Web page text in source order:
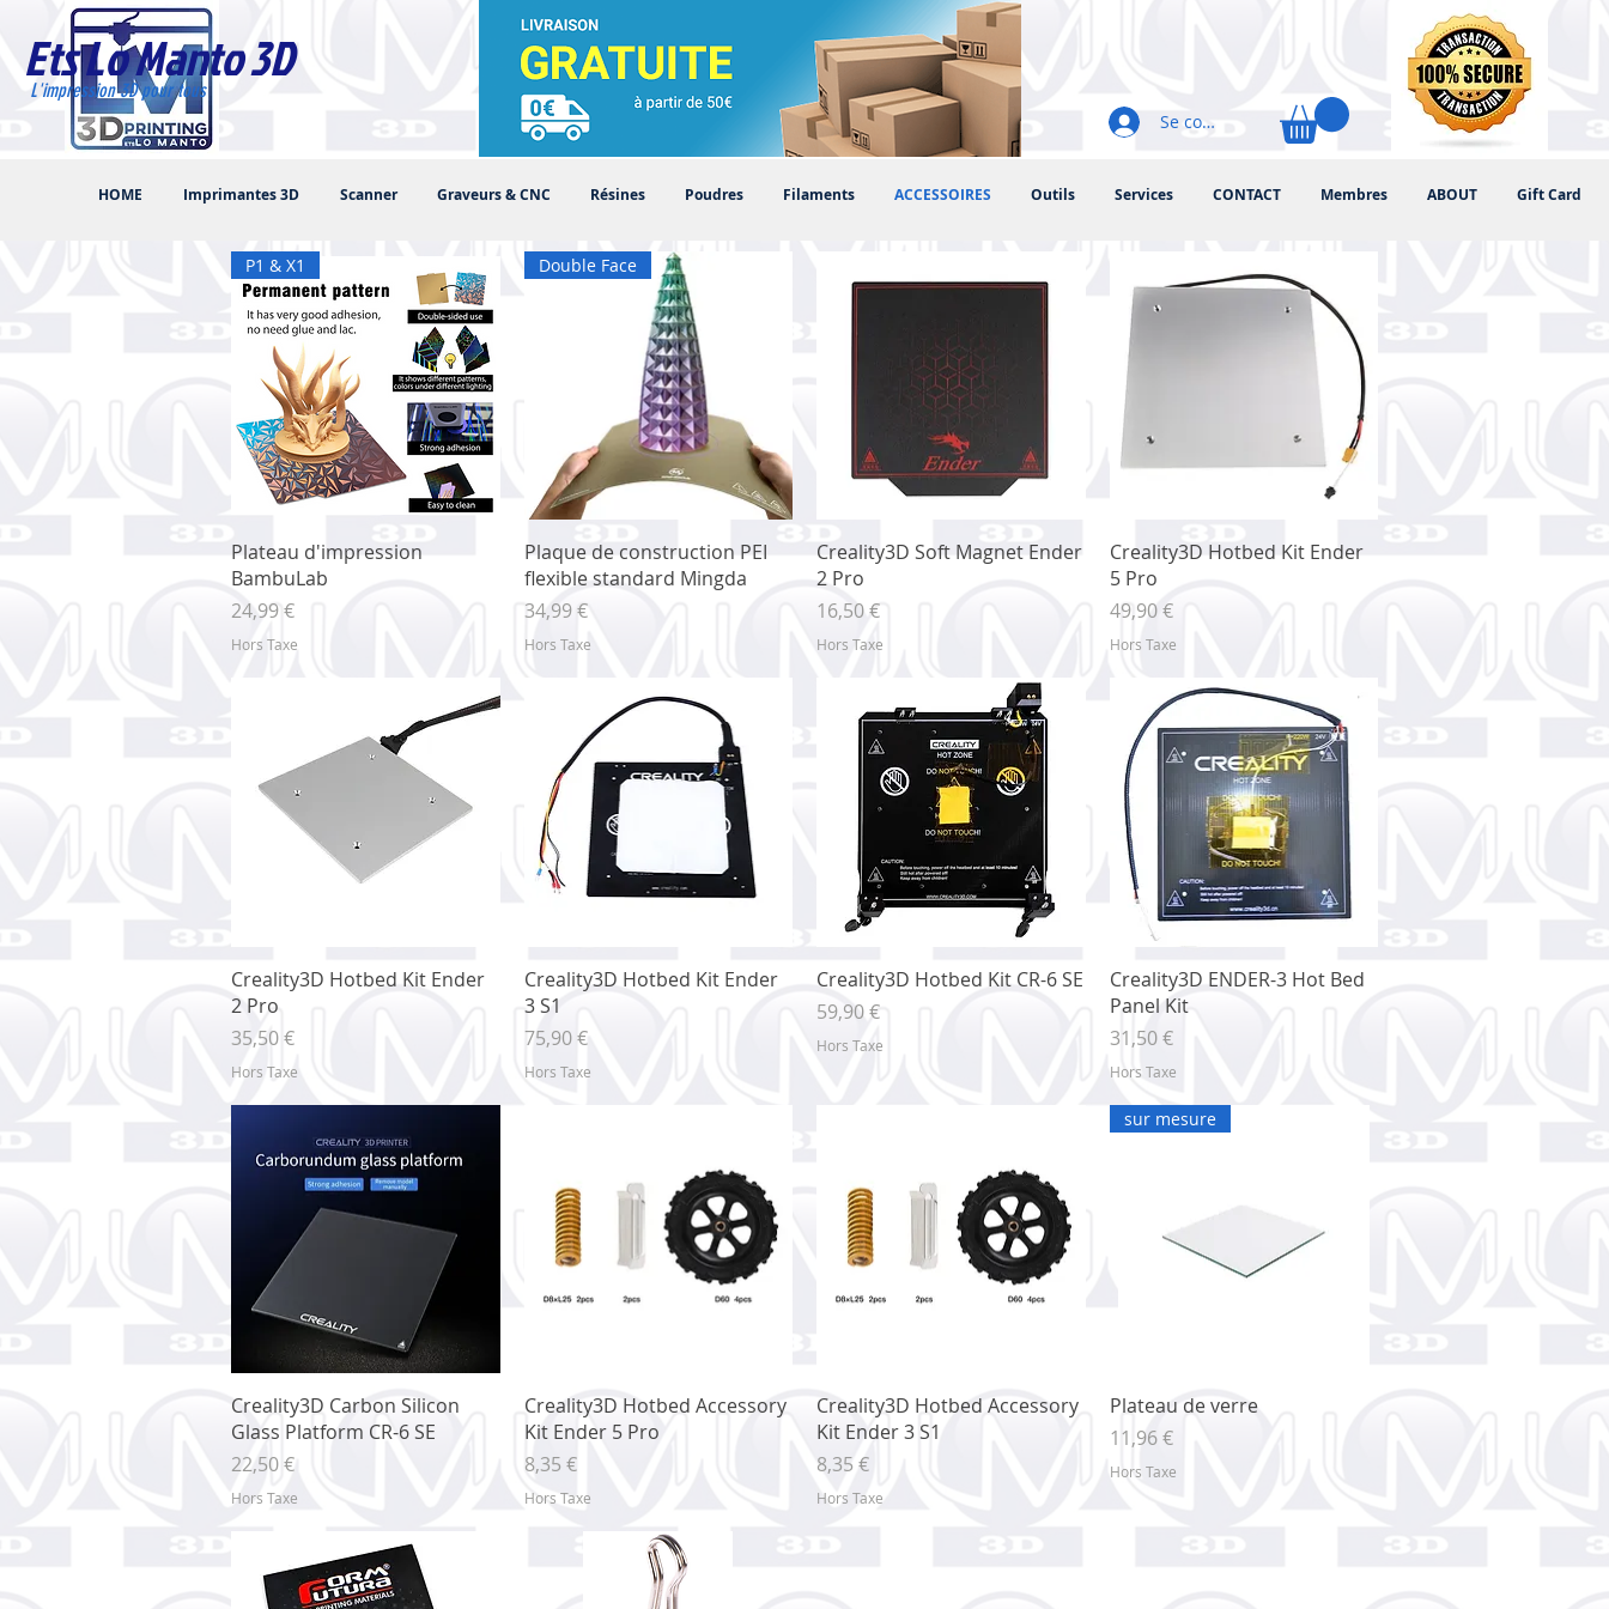
Ets Lo Manto 3D
HOME Imprimantes 3D Scanner Graveurs & CNC Résines Poudres Filaments ACCESSOIRES Outils Services CONTACT Membres ABOUT Gift Card
L'impression 3D pour tous
Se connecter
Aperçu rapide
P1 & X1
Plateau d'impression
BambuLab
Prix
24,99 €
Hors Taxe
Aperçu rapide
Double Face
Plaque de construction PEI
flexible standard Mingda
Prix
34,99 €
Hors Taxe
Aperçu rapide
Creality3D Soft Magnet Ender
2 Pro
Prix
16,50 €
Hors Taxe
Aperçu rapide
Creality3D Hotbed Kit Ender
5 Pro
Prix
49,90 €
Hors Taxe
Aperçu rapide
Creality3D Hotbed Kit Ender
2 Pro
Prix
35,50 €
Hors Taxe
Aperçu rapide
Creality3D Hotbed Kit Ender
3 S1
Prix
75,90 €
Hors Taxe
Aperçu rapide
Creality3D Hotbed Kit CR-6 SE
Prix
59,90 €
Hors Taxe
Aperçu rapide
Creality3D ENDER-3 Hot Bed
Panel Kit
Prix
31,50 €
Hors Taxe
Aperçu rapide
Creality3D Carbon Silicon
Glass Platform CR-6 SE
Prix
22,50 €
Hors Taxe
Aperçu rapide
Creality3D Hotbed Accessory
Kit Ender 5 Pro
Prix
8,35 €
Hors Taxe
Aperçu rapide
Creality3D Hotbed Accessory
Kit Ender 3 S1
Prix
8,35 €
Hors Taxe
Aperçu rapide
sur mesure
Plateau de verre
Prix
11,96 €
Hors Taxe